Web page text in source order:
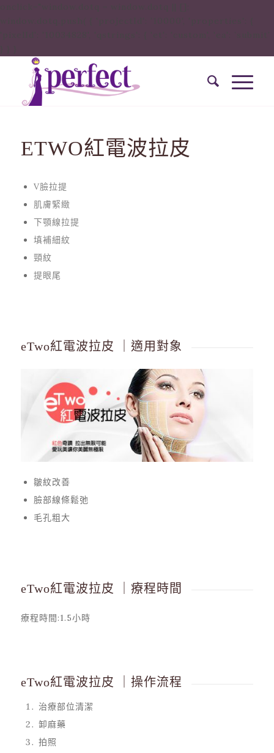
ETWO紅電波拉皮
V臉拉提
肌膚緊緻
下顎線拉提
填補細紋
頸紋
提眼尾
eTwo紅電波拉皮 ｜適用對象
皺紋改善
臉部線條鬆弛
毛孔粗大
eTwo紅電波拉皮 ｜療程時間
療程時間:1.5小時
eTwo紅電波拉皮 ｜操作流程
治療部位清潔
卸麻藥
拍照